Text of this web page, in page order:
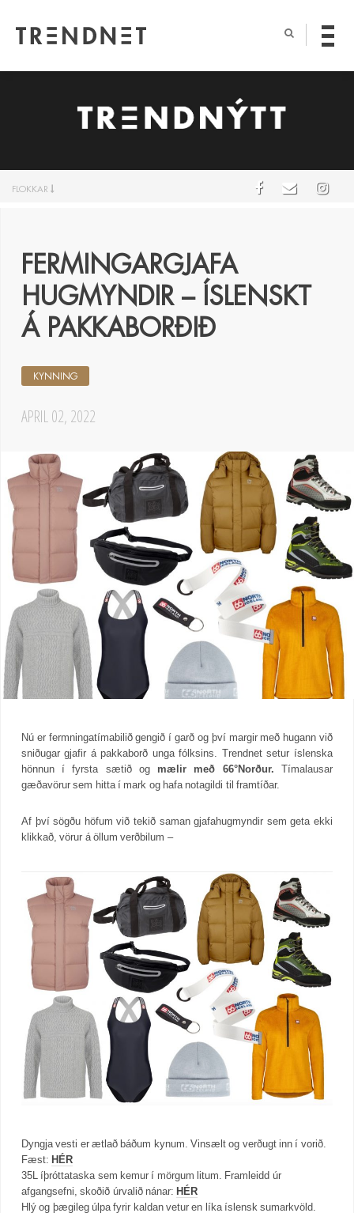
FLOKKAR
FERMINGARGJAFA
HUGMYNDIR – ÍSLENSKT
Á PAKKABORÐIÐ
APRIL 02, 2022
KYNNING
Nú er fermningatímabilið gengið í garð og því margir með hugann við
sniðugar gjafir á pakkaborð unga fólksins. Trendnet setur íslenska
hönnun í fyrsta sætið og mælir með 66°Norður. Tímalausar
gæðavörur sem hitta í mark og hafa notagildi til framtíðar.
Af því sögðu höfum við tekið saman gjafahugmyndir sem geta ekki
klikkað, vörur á öllum verðbilum –
Dyngja vesti er ætlað báðum kynum. Vinsælt og verðugt inn í vorið.
Fæst: HÉR
35L íþróttataska sem kemur í mörgum litum. Framleidd úr
afgangsefni, skoðið úrvalið nánar: HÉR
Hlý og þægileg úlpa fyrir kaldan vetur en líka íslensk sumarkvöld.